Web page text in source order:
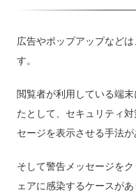
広告やポップアップなど
す。
閲覧者が利用している端
たとして、セキュリティ
セージを表示させる手法が
そして警告メッセージを
ェアに感染するケースがあ